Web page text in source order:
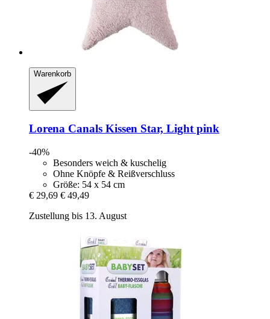
Warenkorb
Lorena Canals Kissen Star, Light pink
-40%
Besonders weich & kuschelig
Ohne Knöpfe & Reißverschluss
Größe: 54 x 54 cm
€ 29,69 € 49,49
Zustellung bis 13. August